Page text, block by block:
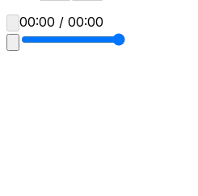
00:00 / 00:00